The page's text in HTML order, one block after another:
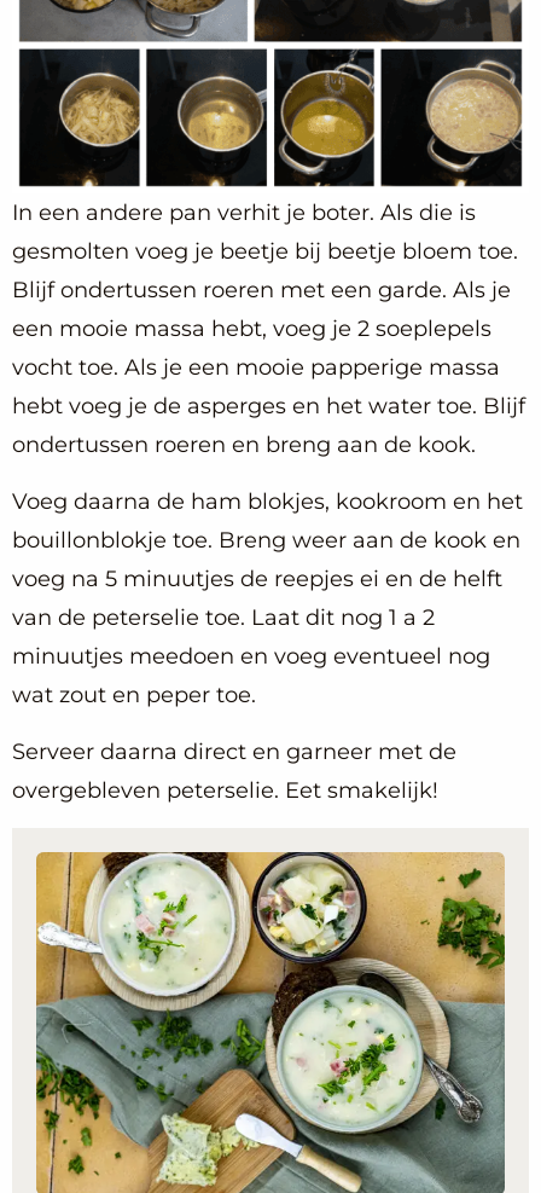
In een andere pan verhit je boter. Als die is
gesmolten voeg je beetje bij beetje bloem toe.
Blijf ondertussen roeren met een garde. Als je
een mooie massa hebt, voeg je 2 soeplepels
vocht toe. Als je een mooie papperige massa
hebt voeg je de asperges en het water toe. Blijf
ondertussen roeren en breng aan de kook.
Voeg daarna de ham blokjes, kookroom en het
bouillonblokje toe. Breng weer aan de kook en
voeg na 5 minuutjes de reepjes ei en de helft
van de peterselie toe. Laat dit nog 1 a 2
minuutjes meedoen en voeg eventueel nog
wat zout en peper toe.
Serveer daarna direct en garneer met de
overgebleven peterselie. Eet smakelijk!